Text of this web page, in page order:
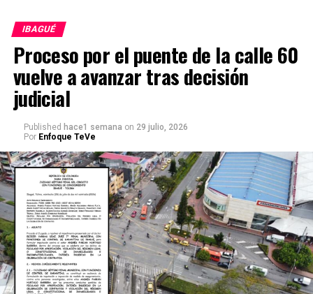
IBAGUÉ
Proceso por el puente de la calle 60
vuelve a avanzar tras decisión
judicial
Published hace1 semana on 29 julio, 2026
Por Enfoque TeVe